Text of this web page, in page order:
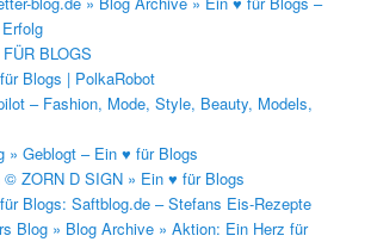
BLOGS
Blogs | PolkaRobot
– Fashion, Mode, Style, Beauty, Models,
» Geblogt – Ein ♥ für Blogs
© ZORN D SIGN » Ein ♥ für Blogs
Blogs: Saftblog.de – Stefans Eis-Rezepte
Blog » Blog Archive » Aktion: Ein Herz für